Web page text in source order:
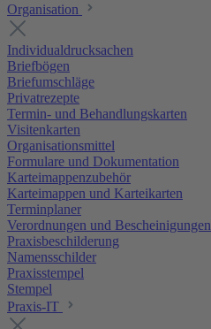
Organisation
Individualdrucksachen
Briefbögen
Briefumschläge
Privatrezepte
Termin- und Behandlungskarten
Visitenkarten
Organisationsmittel
Formulare und Dokumentation
Karteimappenzubehör
Karteimappen und Karteikarten
Terminplaner
Verordnungen und Bescheinigungen
Praxisbeschilderung
Namensschilder
Praxisstempel
Stempel
Praxis-IT